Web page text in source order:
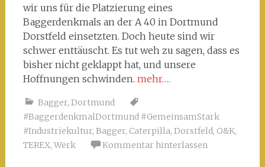
wir uns für die Platzierung eines
Baggerdenkmals an der A 40 in Dortmund
Dorstfeld einsetzten. Doch heute sind wir
schwer enttäuscht. Es tut weh zu sagen, dass es
bisher nicht geklappt hat, und unsere
Hoffnungen schwinden. mehr….
Bagger, Dortmund
#BaggerdenkmalDortmund #GemeinsamStark
#Industriekultur, Bagger, Caterpilla, Dorstfeld, O&K,
TEREX, Werk Kommentar hinterlassen